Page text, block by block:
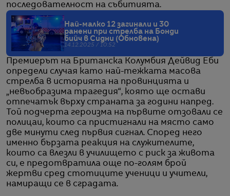
последователност на събитията.
Най-малко 12 загинали и 30
ранени при стрелба на Бонди
бийч в Сидни (Обновена)
14.12.2025 / 10:52
Премиерът на Британска Колумбия Дейвид Еби
определи случая като най-тежката масова
стрелба в историята на провинцията и
„невъобразима трагедия“, която ще остави
отпечатък върху страната за години напред.
Той подчерта героизма на първите отзовали се
полицаи, които са пристигнали на място само
две минути след първия сигнал. Според него
именно бързата реакция на служителите,
които са влезли в училището с риск за живота
си, е предотвратила още по-голям брой
жертви сред стотиците ученици и учители,
намиращи се в сградата.